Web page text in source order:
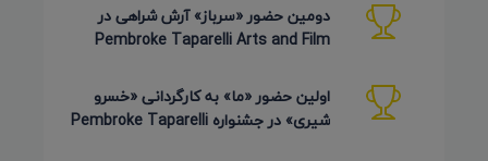
دومین حضور «سرباز» آرش شراهی در
Pembroke Taparelli Arts and Film
اولین حضور «ما» به کارگردانی «خسرو
شیری» در جشنواره Pembroke Taparelli